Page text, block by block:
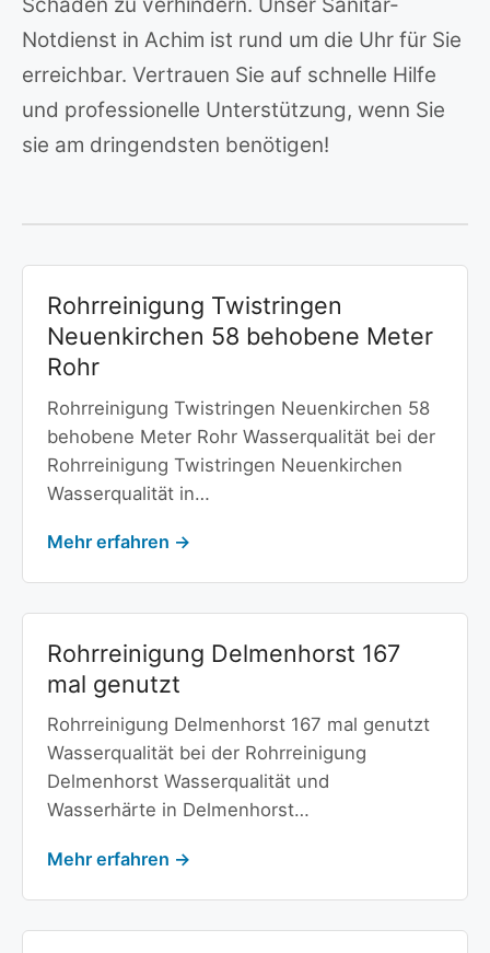
Notdienst in Achim ist rund um die Uhr für Sie
erreichbar. Vertrauen Sie auf schnelle Hilfe
und professionelle Unterstützung, wenn Sie
sie am dringendsten benötigen!
Rohrreinigung Twistringen
Neuenkirchen 58 behobene Meter
Rohr
Rohrreinigung Twistringen Neuenkirchen 58
behobene Meter Rohr Wasserqualität bei der
Rohrreinigung Twistringen Neuenkirchen
Wasserqualität in…
Mehr erfahren →
Rohrreinigung Delmenhorst 167
mal genutzt
Rohrreinigung Delmenhorst 167 mal genutzt
Wasserqualität bei der Rohrreinigung
Delmenhorst Wasserqualität und
Wasserhärte in Delmenhorst…
Mehr erfahren →